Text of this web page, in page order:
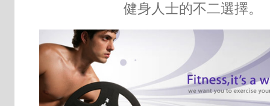
健身人士的不二選擇。